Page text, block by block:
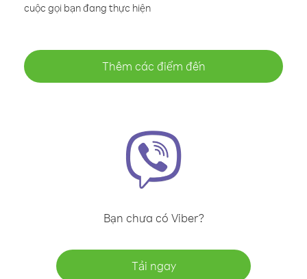
cuộc gọi bạn đang thực hiện
Thêm các điểm đến
Bạn chưa có Viber?
Tải ngay